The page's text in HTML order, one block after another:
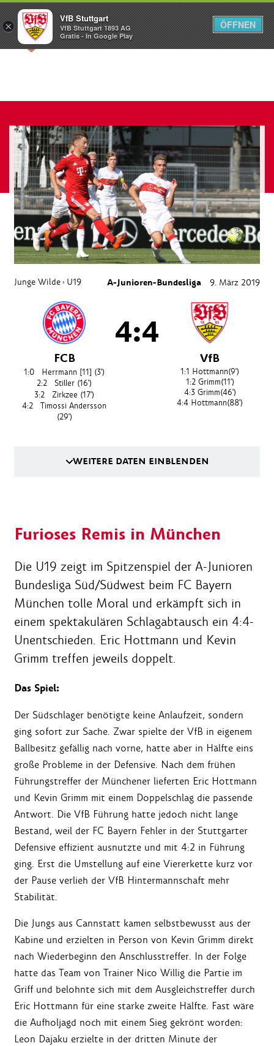
Menü
Junge Wilde › U19 A-Junioren-Bundesliga 9. März 2019
FCB
1:0 Herrmann [11] (3')
2:2
Stiller (16')
3:2
Zirkzee (17')
4:2
Timossi Andersson
(29')
4:4
VfB
1:1 Hottmann(9')
1:2 Grimm(11')
4:3 Grimm(46')
4:4 Hottmann(88')
WEITERE DATEN EINBLENDEN
Furioses Remis in München
Die U19 zeigt im Spitzenspiel der A-Junioren
Bundesliga Süd/Südwest beim FC Bayern
München tolle Moral und erkämpft sich in
einem spektakulären Schlagabtausch ein 4:4-
Unentschieden. Eric Hottmann und Kevin
Grimm treffen jeweils doppelt.
Das Spiel:
Der Südschlager benötigte keine Anlaufzeit, sondern
ging sofort zur Sache. Zwar spielte der VfB in eigenem
Ballbesitz gefällig nach vorne, hatte aber in Hälfte eins
große Probleme in der Defensive. Nach dem frühen
Führungstreffer der Münchener lieferten Eric Hottmann
und Kevin Grimm mit einem Doppelschlag die passende
Antwort. Die VfB Führung hatte jedoch nicht lange
Bestand, weil der FC Bayern Fehler in der Stuttgarter
Defensive effizient ausnutzte und mit 4:2 in Führung
ging. Erst die Umstellung auf eine Viererkette kurz vor
der Pause verlieh der VfB Hintermannschaft mehr
Stabilität.
Die Jungs aus Cannstatt kamen selbstbewusst aus der
Kabine und erzielten in Person von Kevin Grimm direkt
nach Wiederbeginn den Anschlusstreffer. In der Folge
hatte das Team von Trainer Nico Willig die Partie im
Griff und belohnte sich mit dem Ausgleichstreffer durch
Eric Hottmann für eine starke zweite Hälfte. Fast wäre
die Aufholjagd noch mit einem Sieg gekrönt worden:
Leon Dajaku erzielte in der dritten Minute der
×
VfB Stuttgart
VfB Stuttgart 1893 AG
Gratis - In Google Play
ÖFFNEN